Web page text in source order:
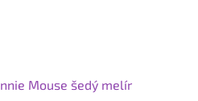
Mouse šedý melír